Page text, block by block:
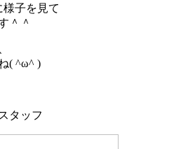
様子を見て
＾＾
( ^ω^ )
タッフ